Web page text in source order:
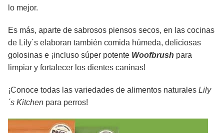
lo mejor.
Es más, aparte de sabrosos piensos secos, en las cocinas
de Lily´s elaboran también comida húmeda, deliciosas
golosinas e ¡incluso súper potente Woofbrush para
limpiar y fortalecer los dientes caninas!
¡Conoce todas las variedades de alimentos naturales Lily
´s Kitchen para perros!